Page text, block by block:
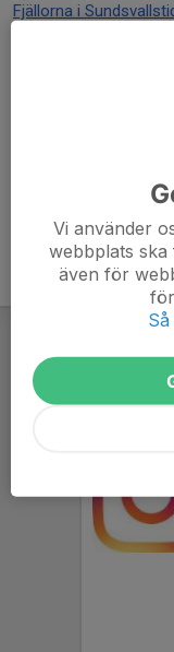
Fjällorna i
Norrländska
Fjällorna i
Norrländska
Siv Jansson -
Glitter & Smink,
Vi använder
webbplats
även för